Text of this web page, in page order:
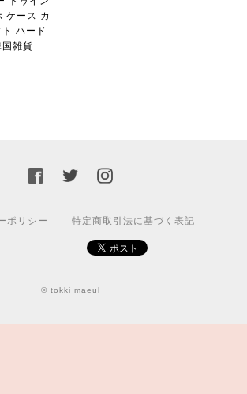
ケース カ
ハード
雑貨
ポリシー 特定商取引法に基づく表記
© tokki maeul